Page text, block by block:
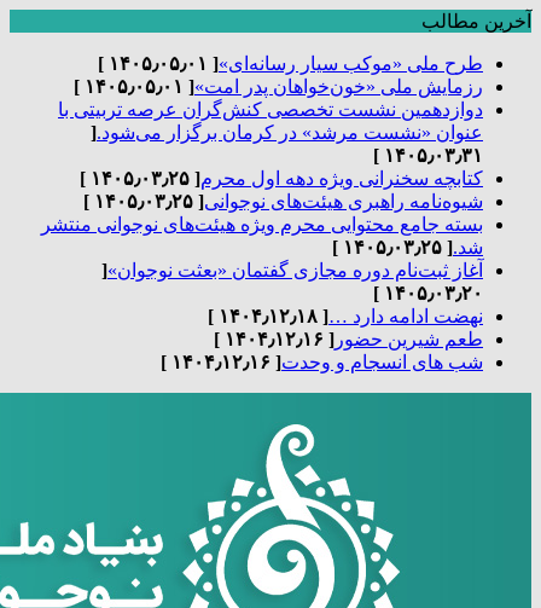
آخرین مطالب
طرح ملی «موکب سیار رسانه‌ای»[ ۱۴۰۵٫۰۵٫۰۱ ]
رزمایش ملی «خون‌خواهان پدر امت»[ ۱۴۰۵٫۰۵٫۰۱ ]
دوازدهمین نشست تخصصی کنش‌گران عرصه تربیتی با
عنوان «نشست مرشد» در کرمان برگزار می‌شود.[
۱۴۰۵٫۰۳٫۳۱ ]
کتابچه سخنرانی ویژه دهه اول محرم[ ۱۴۰۵٫۰۳٫۲۵ ]
شیوه‌نامه راهبری هیئت‌های نوجوانی[ ۱۴۰۵٫۰۳٫۲۵ ]
بسته جامع محتوایی محرم ویژه هیئت‌های نوجوانی منتشر
شد.[ ۱۴۰۵٫۰۳٫۲۵ ]
آغاز ثبت‌نام دوره مجازی گفتمان «بعثت نوجوان»[
۱۴۰۵٫۰۳٫۲۰ ]
نهضت ادامه دارد …[ ۱۴۰۴٫۱۲٫۱۸ ]
طعم شیرین حضور [ ۱۴۰۴٫۱۲٫۱۶ ]
شب های انسجام و وحدت[ ۱۴۰۴٫۱۲٫۱۶ ]